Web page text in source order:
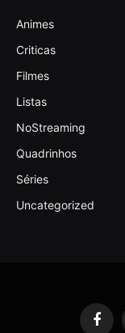
Animes
Criticas
Filmes
Listas
NoStreaming
Quadrinhos
Séries
Uncategorized